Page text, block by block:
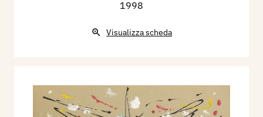
1998
Visualizza scheda